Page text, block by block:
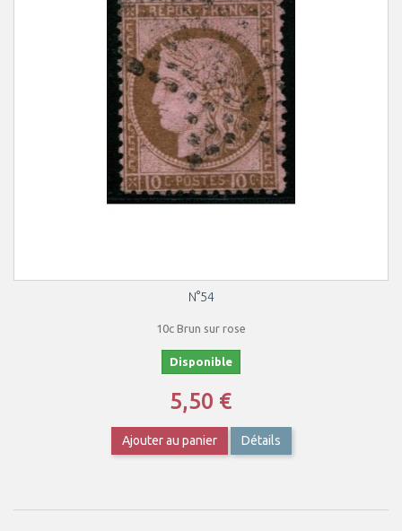
N°54
10c Brun sur rose
Disponible
5,50 €
Ajouter au panier Détails